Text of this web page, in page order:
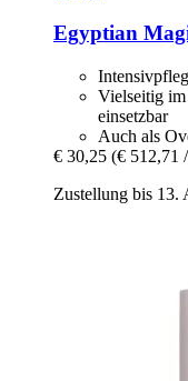
Egyptian
Vielseitig
einsetzbar
Auch als
€ 30,25 (€ 512,71
Zustellung bis 13.